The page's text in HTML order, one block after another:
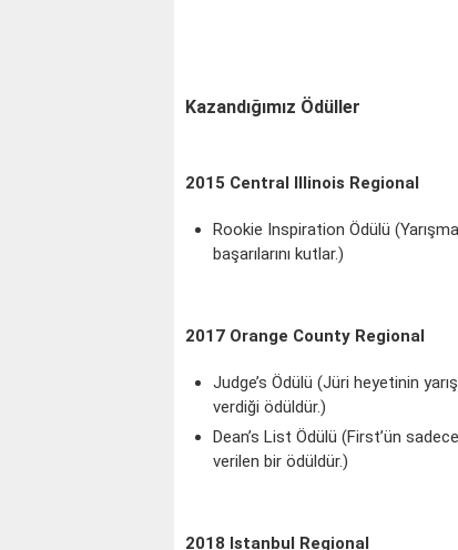
Kazandığımız Ödüller
2015 Central Illinois Regional
Rookie Inspiration Ödülü
başarılarını kutlar.)
2017 Orange County Regional
Judge’s Ödülü (Jüri heyetinin
verdiği ödüldür.)
Dean’s List Ödülü (First’ün
verilen bir ödüldür.)
2018 Istanbul Regional